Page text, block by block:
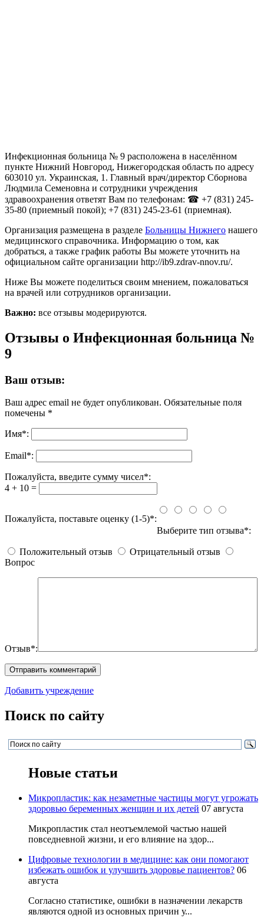
Инфекционная больница № 9 расположена в населённом
пункте Нижний Новгород, Нижегородская область по адресу
603010 ул. Украинская, 1. Главный врач/директор Сборнова
Людмила Семеновна и сотрудники учреждения
здравоохранения ответят Вам по телефонам: ☎ +7 (831) 245-
35-80 (приемный покой); +7 (831) 245-23-61 (приемная).
Организация размещена в разделе Больницы Нижнего нашего
медицинского справочника. Информацию о том, как
добраться, а также график работы Вы можете уточнить на
официальном сайте организации http://ib9.zdrav-nnov.ru/.
Ниже Вы можете поделиться своим мнением, пожаловаться
на врачей или сотрудников организации.
Важно: все отзывы модерируются.
Отзывы о Инфекционная больница №
9
Ваш отзыв:
Ваш адрес email не будет опубликован. Обязательные поля
помечены *
Имя*:
Email*:
Пожалуйста, введите сумму чисел*:
4 + 10 =
Пожалуйста, поставьте оценку (1-5)*:
Выберите тип отзыва*:
Положительный отзыв
Отрицательный отзыв
Вопрос
Отзыв*:
Добавить учреждение
Поиск по сайту
Новые статьи
Микропластик: как незаметные частицы могут угрожать
здоровью беременных женщин и их детей 07 августа
Микропластик стал неотъемлемой частью нашей
повседневной жизни, и его влияние на здор...
Цифровые технологии в медицине: как они помогают
избежать ошибок и улучшить здоровье пациентов? 06
августа
Согласно статистике, ошибки в назначении лекарств
являются одной из основных причин у...